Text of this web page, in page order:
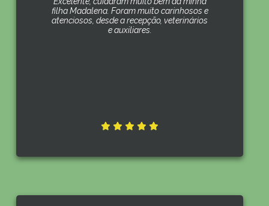
filha Madalena. Foram muito carinhosos e
atenciosos, desde a recepção, veterinários
e auxiliares.